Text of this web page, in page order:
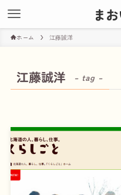
ま
ホーム 江藤誠洋
江藤誠洋 – tag –